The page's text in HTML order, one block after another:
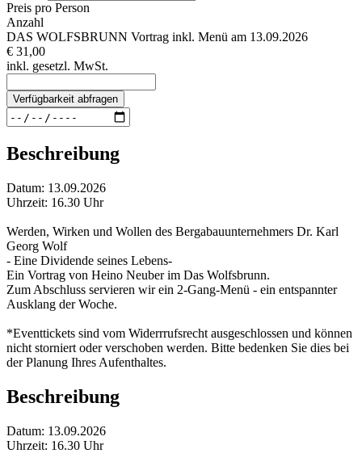
Preis pro Person
Anzahl
DAS WOLFSBRUNN Vortrag inkl. Menü am 13.09.2026
€ 31,00
inkl. gesetzl. MwSt.
Verfügbarkeit abfragen
Beschreibung
Datum: 13.09.2026
Uhrzeit: 16.30 Uhr
Werden, Wirken und Wollen des Bergabauunternehmers Dr. Karl
Georg Wolf
- Eine Dividende seines Lebens-
Ein Vortrag von Heino Neuber im Das Wolfsbrunn.
Zum Abschluss servieren wir ein 2-Gang-Menü - ein entspannter
Ausklang der Woche.
*Eventtickets sind vom Widerrrufsrecht ausgeschlossen und können
nicht storniert oder verschoben werden. Bitte bedenken Sie dies bei
der Planung Ihres Aufenthaltes.
Beschreibung
Datum: 13.09.2026
Uhrzeit: 16.30 Uhr